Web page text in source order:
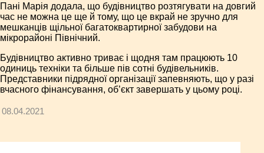
Пані Марія додала, що будівництво розтягувати на довгий
час не можна це ще й тому, що це вкрай не зручно для
мешканців щільної багатоквартирної забудови на
мікрорайоні Північний.
Будівництво активно триває і щодня там працюють 10
одиниць техніки та більше пів сотні будівельників.
Представники підрядної організації запевняють, що у разі
вчасного фінансування, об’єкт завершать у цьому році.
08.04.2021